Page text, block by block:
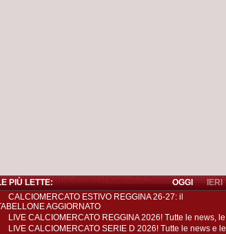
PIÙ LETTE: IERI
OGGI
CALCIOMERCATO ESTIVO REGGINA 26-27: il
AGGIORNATO
LIVE CALCIOMERCATO REGGINA 2026! Tutte le news, le
LIVE CALCIOMERCATO SERIE D 2026! Tutte le news e le